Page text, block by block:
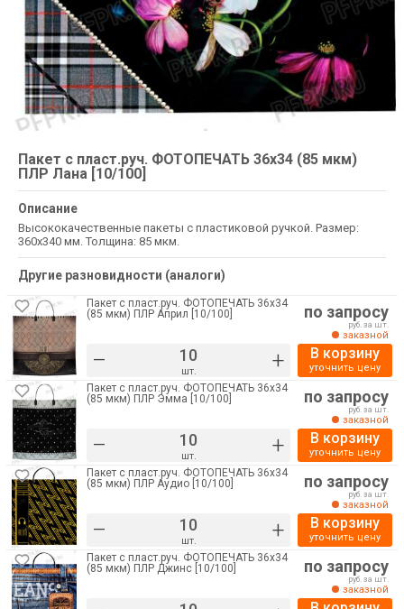
Пакет с пласт.руч. ФОТОПЕЧАТЬ 36х34 (85 мкм)
ПЛР Лана [10/100]
Описание
Высококачественные пакеты с пластиковой ручкой. Размер:
360х340 мм. Толщина: 85 мкм.
Другие разновидности (аналоги)
Пакет с пласт.руч. ФОТОПЕЧАТЬ 36х34
(85 мкм) ПЛР Април [10/100]
– шт. +
по запросу
руб. за шт.
заказной
В корзину
уточнить цену
Пакет с пласт.руч. ФОТОПЕЧАТЬ 36х34
(85 мкм) ПЛР Эмма [10/100]
– шт. +
по запросу
руб. за шт.
заказной
В корзину
уточнить цену
Пакет с пласт.руч. ФОТОПЕЧАТЬ 36х34
(85 мкм) ПЛР Аудио [10/100]
– шт. +
по запросу
руб. за шт.
заказной
В корзину
уточнить цену
Пакет с пласт.руч. ФОТОПЕЧАТЬ 36х34
(85 мкм) ПЛР Джинс [10/100]
по запросу
руб. за шт.
заказной